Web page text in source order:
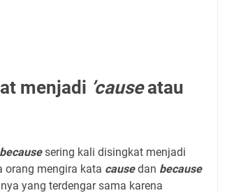
menjadi ’causeatau
becausesering kali disingkat menjadi
orang mengira kata causedan because
yang terdengar sama karena